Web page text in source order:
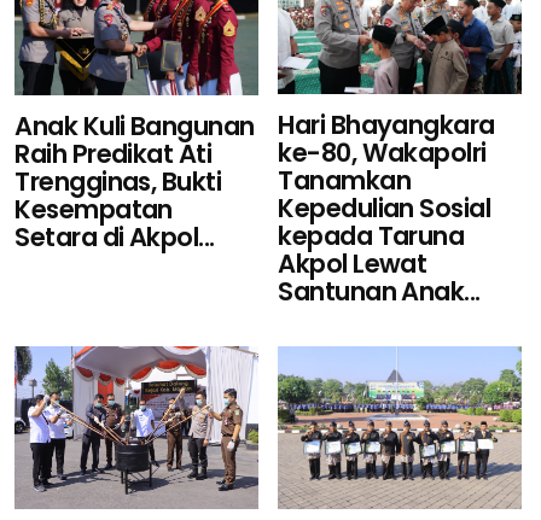
Anak Kuli Bangunan
Raih Predikat Ati
Trengginas, Bukti
Kesempatan
Setara di Akpol...
Hari Bhayangkara
ke-80, Wakapolri
Tanamkan
Kepedulian Sosial
kepada Taruna
Akpol Lewat
Santunan Anak...